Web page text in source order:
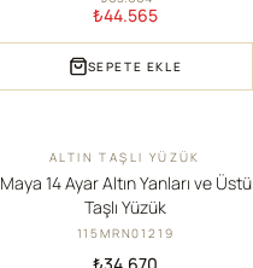
₺44.565
SEPETE EKLE
YENIALTIN TAŞLI YÜZÜK
Maya 14 Ayar Altın Yanları ve Üstü
Taşlı Yüzük
115MRN01219